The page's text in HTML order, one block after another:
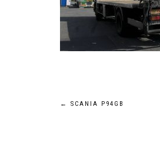
Navigation
← SCANIA P94GB